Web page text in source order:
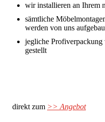
wir installieren an Ihrem
sämtliche
werden von uns
jegliche
gestellt
direkt zum >> Angebot